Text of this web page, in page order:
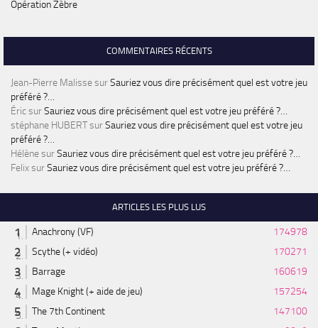
Opération Zèbre
COMMENTAIRES RÉCENTS
Jean-Pierre MalissesurSauriez vous dire précisément quel est votre jeu
préféré ?…
ÉricsurSauriez vous dire précisément quel est votre jeu préféré ?…
stéphane HUBERTsurSauriez vous dire précisément quel est votre jeu
préféré ?…
HélènesurSauriez vous dire précisément quel est votre jeu préféré ?…
FelixsurSauriez vous dire précisément quel est votre jeu préféré ?…
ARTICLES LES PLUS LUS
Anachrony (VF)
174978
Scythe (+ vidéo)
170271
Barrage
160619
Mage Knight (+ aide de jeu)
157254
The 7th Continent
147100